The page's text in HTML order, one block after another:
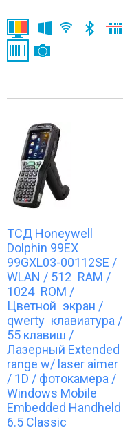
ТСД Honeywell
Dolphin 99EX
99GXL03-00112SE /
WLAN / 512 RAM /
1024 ROM /
Цветной экран /
qwerty клавиатура /
55 клавиш /
Лазерный Extended
range w/ laser aimer
/ 1D / фотокамера /
Windows Mobile
Embedded Handheld
6.5 Сlassic